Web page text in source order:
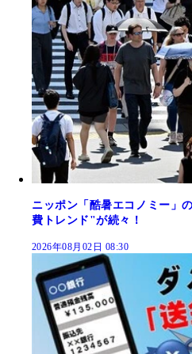
ニッポン「酷暑エコノミー」
費トレンド"が続々！
2026年08月02日 08:30